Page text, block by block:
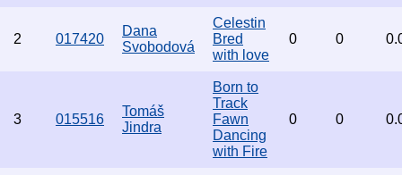
2 017420
Dana
Svobodová
Celestin
Bred
with love
0 0
3 015516
Tomáš
Jindra
Born to
Track
Fawn
Dancing
with Fire
0 0